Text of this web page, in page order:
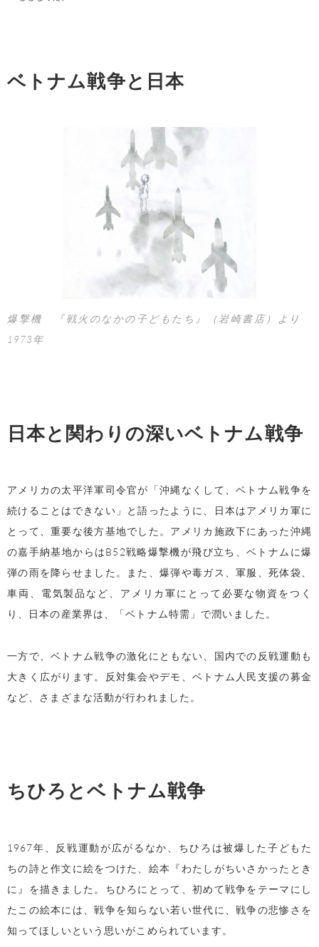
ベトナム戦争と日本
爆撃機 『戦火のなかの子どもたち』（岩崎書店）より
1973年
日本と関わりの深いベトナム戦争
アメリカの太平洋軍司令官が「沖縄なくして、ベトナム戦争を
続けることはできない」と語ったように、日本はアメリカ軍に
とって、重要な後方基地でした。アメリカ施政下にあった沖縄
の嘉手納基地からはB52戦略爆撃機が飛び立ち、ベトナムに爆
弾の雨を降らせました。また、爆弾や毒ガス、軍服、死体袋、
車両、電気製品など、アメリカ軍にとって必要な物資をつく
り、日本の産業界は、「ベトナム特需」で潤いました。
一方で、ベトナム戦争の激化にともない、国内での反戦運動も
大きく広がります。反対集会やデモ、ベトナム人民支援の募金
など、さまざまな活動が行われました。
ちひろとベトナム戦争
1967年、反戦運動が広がるなか、ちひろは被爆した子どもた
ちの詩と作文に絵をつけた、絵本『わたしがちいさかったとき
に』を描きました。ちひろにとって、初めて戦争をテーマにし
たこの絵本には、戦争を知らない若い世代に、戦争の悲惨さを
知ってほしいという思いがこめられています。